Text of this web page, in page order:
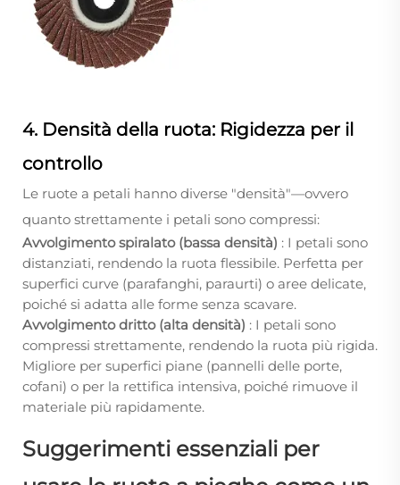
4. Densità della ruota: Rigidezza per il
controllo
Le ruote a petali hanno diverse "densità"—ovvero
quanto strettamente i petali sono compressi:
Avvolgimento spiralato (bassa densità) : I petali sono
distanziati, rendendo la ruota flessibile. Perfetta per
superfici curve (parafanghi, paraurti) o aree delicate,
poiché si adatta alle forme senza scavare.
Avvolgimento dritto (alta densità) : I petali sono
compressi strettamente, rendendo la ruota più rigida.
Migliore per superfici piane (pannelli delle porte,
cofani) o per la rettifica intensiva, poiché rimuove il
materiale più rapidamente.
Suggerimenti essenziali per